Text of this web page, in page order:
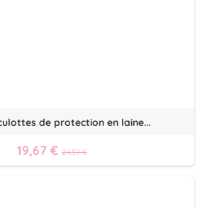
de protection en laine...
19,67 € 24,59 €